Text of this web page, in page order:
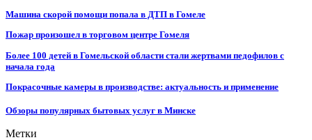
Машина скорой помощи попала в ДТП в Гомеле
Пожар произошел в торговом центре Гомеля
Более 100 детей в Гомельской области стали жертвами педофилов с
начала года
Покрасочные камеры в производстве: актуальность и применение
Обзоры популярных бытовых услуг в Минске
Метки